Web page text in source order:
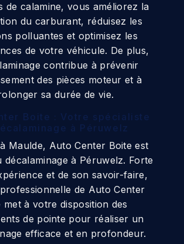
de calamine, vous améliorez la
du carburant, réduisez les
polluantes et optimisez les
de votre véhicule. De plus,
contribue à prévenir
des pièces moteur et à
sa durée de vie.
Boite : Votre spécialiste
à Péruwelz
Maulde, Auto Center Boite est
décalaminage à Péruwelz. Forte
et de son savoir-faire,
de Auto Center
met à votre disposition des
de pointe pour réaliser un
efficace et en profondeur.